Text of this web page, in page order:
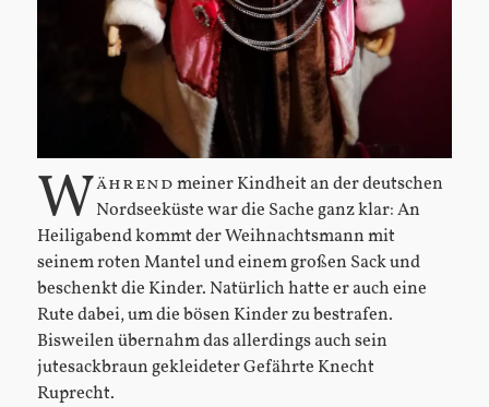
Währendmeiner Kindheit an der deutschen
Nordseeküste war die Sache ganz klar: An
Heiligabend kommt der Weihnachtsmann mit
seinem roten Mantel und einem großen Sack und
beschenkt die Kinder. Natürlich hatte er auch eine
Rute dabei, um die bösen Kinder zu bestrafen.
Bisweilen übernahm das allerdings auch sein
jutesackbraun gekleideter Gefährte Knecht
Ruprecht.